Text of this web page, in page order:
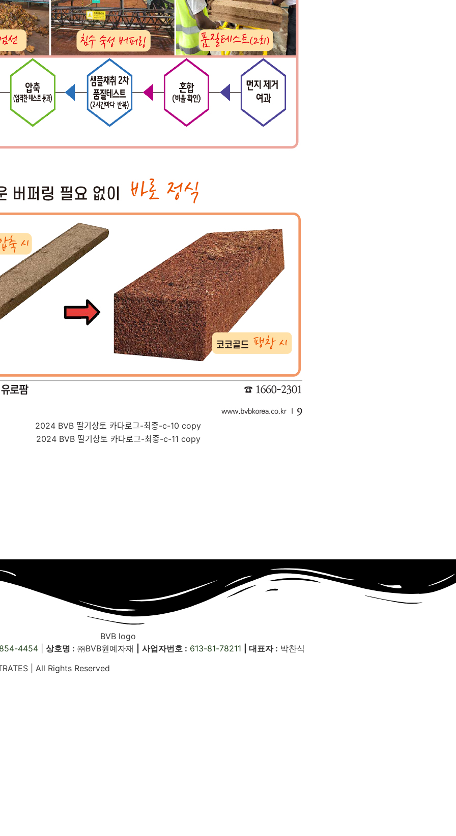
4454 상호명 : ㈜BVB원예자재 사업자번호 : 613-81-78211 | 대표자 : 박찬식
| All Rights Reserved